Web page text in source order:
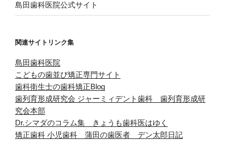
島田歯科医院公式サイト
関連サイトリンク集
島田歯科医院
こどもの歯並び矯正専門サイト
歯科衛生士の歯科矯正Blog
歯列育形成研究会 ジャーミィデント歯科 歯列育形成研
究会本部
Dr.シマダのコラム集 きょうも歯科医はゆく
矯正歯科 小児歯科 蒲田の歯医者 デン太郎日記